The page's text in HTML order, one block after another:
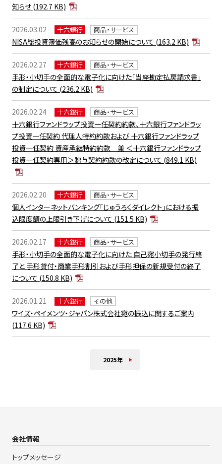
知らせ(192.7 KB)
2026.03.02 十六銀行 商品・サービス
NISA総投資簿価残高のお知らせの開始について (163.2 KB)
2026.02.27 十六銀行 商品・サービス
手形・小切手の全面的な電子化に向けた「当座勘定払戻請求書」
の制定について (236.2 KB)
2026.02.24 十六銀行 商品・サービス
十六銀行ファンドラップ投資一任契約約款、十六銀行ファンドラッ
プ投資一任契約 代理人特約約款および 十六銀行ファンドラップ
投資一任契約 資産承継特約約款 兼 ＜十六銀行ファンドラップ
投資一任契約専用＞贈与契約約款の改定について (849.1 KB)
2026.02.20 十六銀行 商品・サービス
個人インターネットバンキング「じゅうろくダイレクト」における振
込限度額の上限引き下げについて (151.5 KB)
2026.02.17 十六銀行 商品・サービス
手形・小切手の全面的な電子化に向けた 自己宛小切手の発行終
了と 手形貸付・商業手形割引および手形担保の新規受付の終了
について (150.8 KB)
2026.01.21 十六銀行 その他
ワイズ・ペイメンツ・ジャパン株式会社宛の振込に関するご案内
(117.6 KB)
2025年
会社情報
トップメッセージ